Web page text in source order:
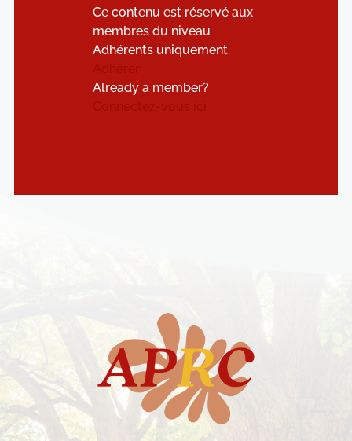
Ce contenu est réservé aux
membres du niveau
Adhérents uniquement.
Already a member?